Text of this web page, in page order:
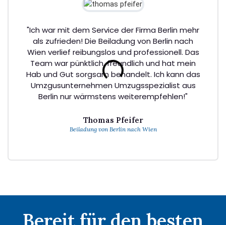
"Ich war mit dem Service der Firma Berlin mehr
als zufrieden! Die Beiladung von Berlin nach
Wien verlief reibungslos und professionell. Das
Team war pünktlich, freundlich und hat mein
Hab und Gut sorgsam behandelt. Ich kann das
Umzgusunternehmen Umzugsspezialist aus
Berlin nur wärmstens weiterempfehlen!"
Thomas Pfeifer
Beiladung von Berlin nach Wien